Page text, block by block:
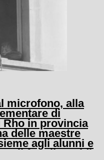
microfono, alla
di
Rho in provincia
delle maestre
agli alunni e
il fratello Egidio